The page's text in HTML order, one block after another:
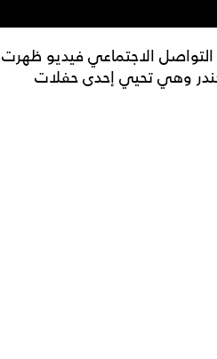
الاجتماعي فيديو ظهرت
وهي تحيي إحدى حفلات